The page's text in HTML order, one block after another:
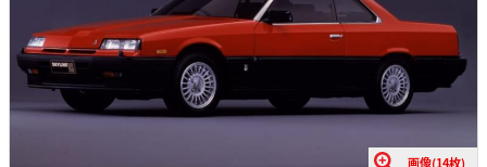
画像(14枚)